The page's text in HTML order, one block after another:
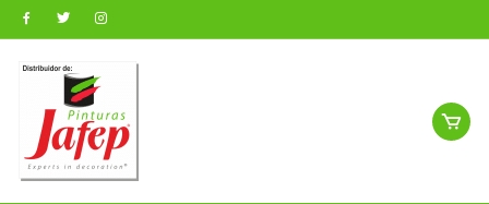
Saltar
al
contenido